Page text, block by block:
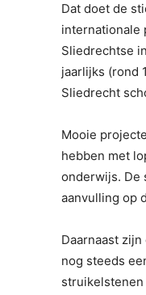
Dat doet de
internationale
Sliedrechtse
jaarlijks (rond
Sliedrecht
Mooie
hebben met
onderwijs. De
aanvulling op
Daarnaast
nog steeds